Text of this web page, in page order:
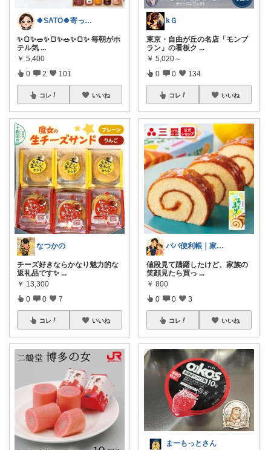
🍀SATO🍀寄って、見てらっしゃい！
​✨🍞✨🥗✨​🍞✨🥗✨🍞✨ 毎朝がホ
テル気 ...
￥ 5,400
0 2 101
コレ いいね
なつかの
チーズ好きならかなり魅力的な
返礼品です✨ ...
￥ 13,300
0 0 7
コレ いいね
kＧ
東京・自由が丘の名店「モンブ
ラン」の看板ク ...
￥ 5,020～
0 0 134
コレ いいね
パパ便利帳｜家族のお買い物日記
値段見て躊躇したけど、家族の
笑顔見たら買っ ...
￥ 800
0 0 3
コレ いいね
まーもっとさん